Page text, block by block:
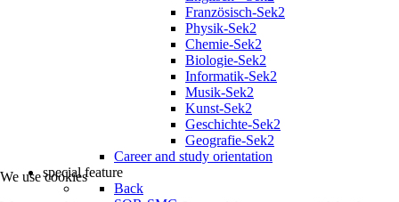
Französisch-Sek2
Physik-Sek2
Chemie-Sek2
Biologie-Sek2
Informatik-Sek2
Musik-Sek2
Kunst-Sek2
Geschichte-Sek2
Geografie-Sek2
Career and study orientation
special feature
Back
We use cookies